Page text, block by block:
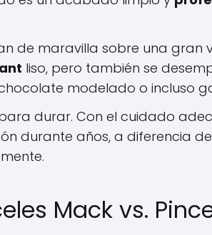
de maravilla sobre una gran
liso, pero también se
modelado o incluso
durar. Con el cuidado
durante años, a diferencia
Mack vs.